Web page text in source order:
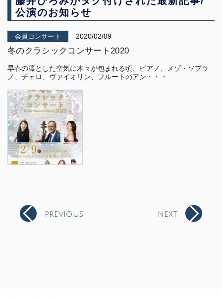
公演のお知らせ
会員コンサート 2020/02/09
冬のクラシックコンサート2020
早春の凛とした空気に木々が包まれる頃、ピアノ、メゾ・ソプラ
ノ、チェロ、ヴァイオリン、フルートのアン ・・・
PREVIOUS NEXT